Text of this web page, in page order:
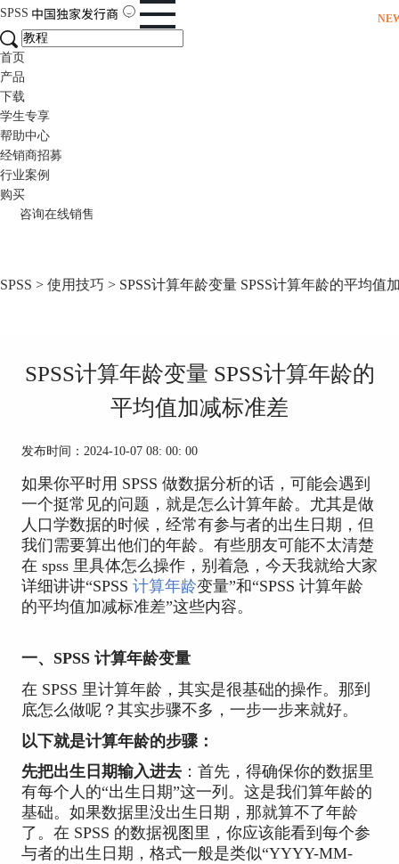
SPSS
首页
产品
下载
学生专享
帮助中心
经销商招募
行业案例
购买
咨询在线销售
SPSS > 使用技巧 > SPSS计算年龄变量 SPSS计算年龄的平均值
SPSS计算年龄变量 SPSS计算年龄的
平均值加减标准差
发布时间：2024-10-07 08: 00: 00
如果你平时用 SPSS 做数据分析的话，可能会遇到
一个挺常见的问题，就是怎么计算年龄。尤其是做
人口学数据的时候，经常有参与者的出生日期，但
我们需要算出他们的年龄。有些朋友可能不太清楚
在 spss 里具体怎么操作，别着急，今天我就给大家
详细讲讲“SPSS 计算年龄变量”和“SPSS 计算年龄
的平均值加减标准差”这些内容。
一、SPSS 计算年龄变量
在 SPSS 里计算年龄，其实是很基础的操作。那到
底怎么做呢？其实步骤不多，一步一步来就好。
以下就是计算年龄的步骤：
先把出生日期输入进去：首先，得确保你的数据里
有每个人的“出生日期”这一列。这是我们算年龄的
基础。如果数据里没出生日期，那就算不了年龄
了。在 SPSS 的数据视图里，你应该能看到每个参
与者的出生日期，格式一般是类似“YYYY-MM-